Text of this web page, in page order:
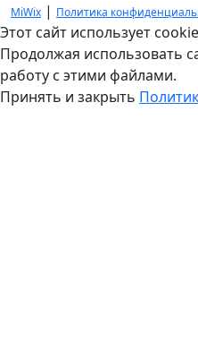
MiWix | Политика
Этот сайт использует
Продолжая использовать
работу с этими файлами.
Принять и закрыть